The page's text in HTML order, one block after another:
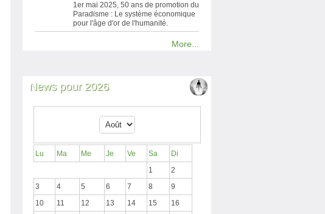
1er mai 2025, 50 ans de promotion du
Paradisme : Le système économique
pour l'âge d'or de l'humanité.
More...
News pour 2026
Lu Ma Me Je Ve Sa
Di
1
2
3
4 5 6 7 8
9
10
11 12 13 14 15
16